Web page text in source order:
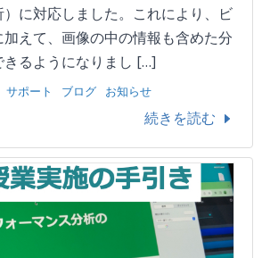
に対応しました。これにより、ビ
えて、画像の中の情報も含めた分
るようになりまし […]
サポート ブログ お知らせ
続きを読む